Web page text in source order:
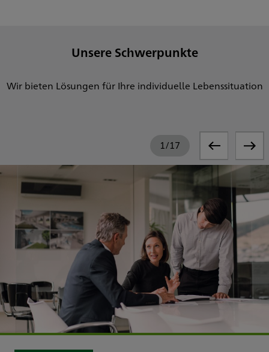
Unsere Schwerpunkte
Wir bieten Lösungen für Ihre individuelle Lebenssituation
1/17